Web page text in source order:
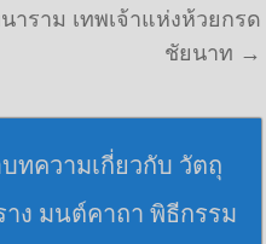
ราม เทพเจ้าแห่งห้วยกรด
ชัยนาท →
ทความเกี่ยวกับ วัตถุ
าง มนต์คาถา พิธีกรรม